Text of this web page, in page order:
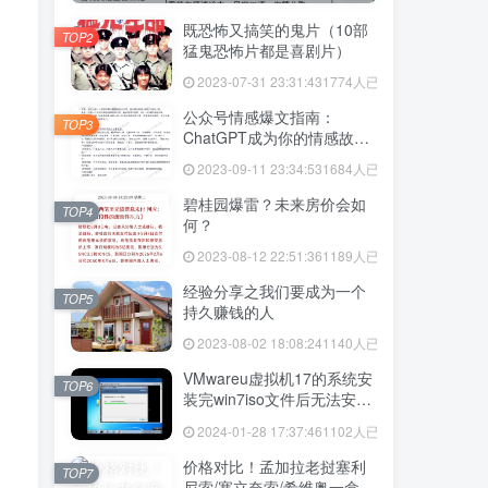
既恐怖又搞笑的鬼片（10部
猛鬼恐怖片都是喜剧片）
2023-07-31 23:31:431774人已阅读
TOP2
公众号情感爆文指南：
ChatGPT成为你的情感故事
好帮手！
2023-09-11 23:34:531684人已阅读
TOP3
碧桂园爆雷？未来房价会如
何？
2023-08-12 22:51:361189人已阅读
TOP4
经验分享之我们要成为一个
持久赚钱的人
2023-08-02 18:08:241140人已阅读
TOP5
VMwareu虚拟机17的系统安
装完win7iso文件后无法安装
2024-01-28 17:37:461102人已阅读
TOP6
价格对比！孟加拉老挝塞利
TOP7